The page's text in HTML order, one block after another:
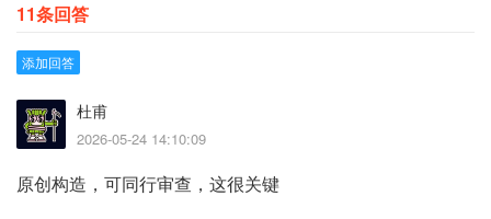
11条回答
添加回答
杜甫
2026-05-24 14:10:09
原创构造，可同行审查，这很关键